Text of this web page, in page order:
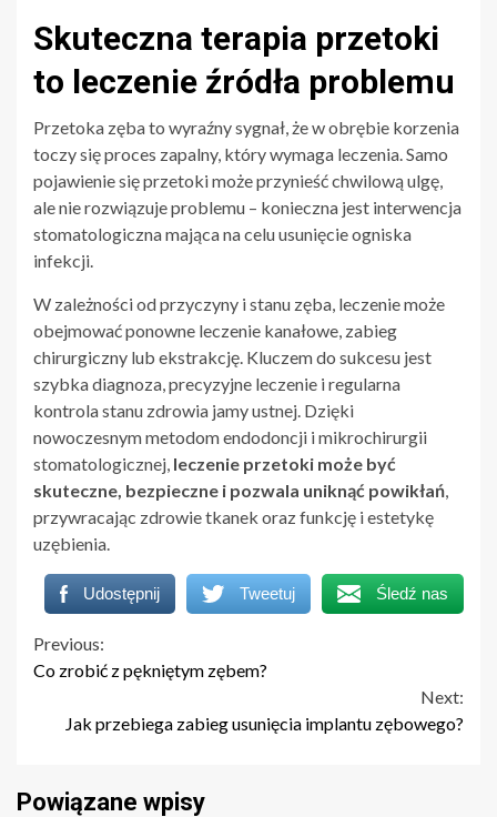
Skuteczna terapia przetoki
to leczenie źródła problemu
Przetoka zęba to wyraźny sygnał, że w obrębie korzenia
toczy się proces zapalny, który wymaga leczenia. Samo
pojawienie się przetoki może przynieść chwilową ulgę,
ale nie rozwiązuje problemu – konieczna jest interwencja
stomatologiczna mająca na celu usunięcie ogniska
infekcji.
W zależności od przyczyny i stanu zęba, leczenie może
obejmować ponowne leczenie kanałowe, zabieg
chirurgiczny lub ekstrakcję. Kluczem do sukcesu jest
szybka diagnoza, precyzyjne leczenie i regularna
kontrola stanu zdrowia jamy ustnej. Dzięki
nowoczesnym metodom endodoncji i mikrochirurgii
stomatologicznej, leczenie przetoki może być
skuteczne, bezpieczne i pozwala uniknąć powikłań,
przywracając zdrowie tkanek oraz funkcję i estetykę
uzębienia.
Udostępnij Tweetuj Śledź nas
Continue
Previous:
Co zrobić z pękniętym zębem?
Next:
Jak przebiega zabieg usunięcia implantu zębowego?
Powiązane wpisy